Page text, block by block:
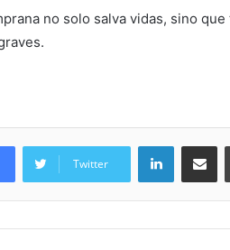
no solo salva vidas, sino
Twitter
LinkedIn